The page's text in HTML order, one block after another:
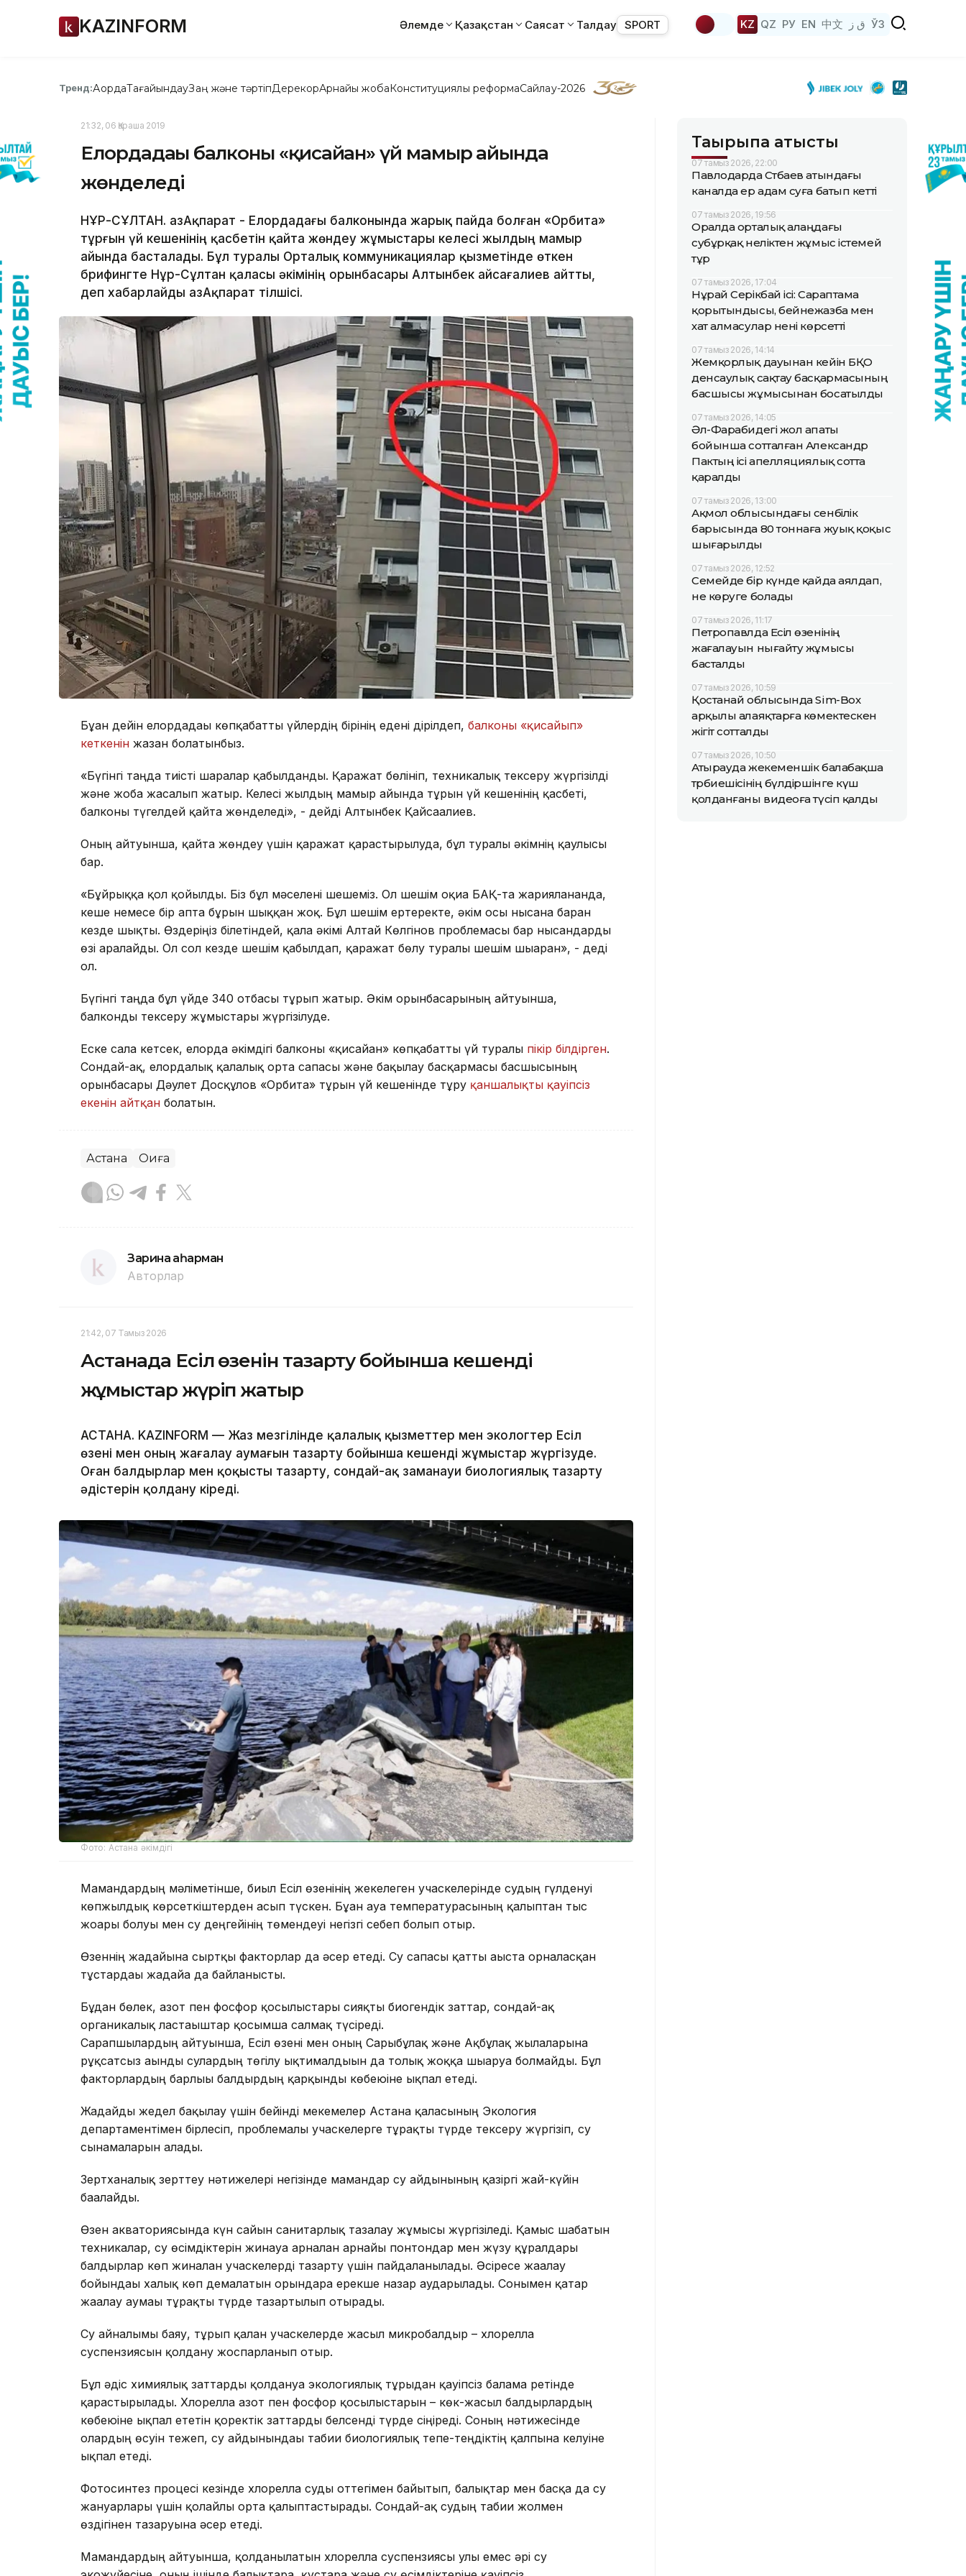
KAZINFORM Әлемде Қазақстан Саясат Талдау SPORT KZ QZ РУ EN 中文 ق ز ЎЗ
Тренд:АқордаТағайындауЗаң және тәртіпДерекқорАрнайы жобаКонституциялық реформаСайлау-2026
21:32, 06 Қараша 2019
Елордадағы балконы «қисайған» үй мамыр айында
жөнделеді
НҰР-СҰЛТАН. ҚазАқпарат - Елордадағы балконында жарық пайда болған «Орбита»
тұрғын үй кешенінің қасбетін қайта жөндеу жұмыстары келесі жылдың мамыр
айында басталады. Бұл туралы Орталық коммуникациялар қызметінде өткен
брифингте Нұр-Сұлтан қаласы әкімінің орынбасары Алтынбек Қайсағалиев айтты,
деп хабарлайды ҚазАқпарат тілшісі.
Бұған дейін елордадағы көпқабатты үйлердің бірінің едені дірілдеп, балконы «қисайып»
кеткенін жазған болатынбыз.
«Бүгінгі таңда тиісті шаралар қабылданды. Қаражат бөлініп, техникалық тексеру жүргізілді
және жоба жасалып жатыр. Келесі жылдың мамыр айында тұрғын үй кешенінің қасбеті,
балконы түгелдей қайта жөнделеді», - дейді Алтынбек Қайсағалиев.
Оның айтуынша, қайта жөндеу үшін қаражат қарастырылуда, бұл туралы әкімнің қаулысы
бар.
«Бұйрыққа қол қойылды. Біз бұл мәселені шешеміз. Ол шешім оқиға БАҚ-та жарияланғанда,
кеше немесе бір апта бұрын шыққан жоқ. Бұл шешім ертеректе, әкім осы нысанға барған
кезде шықты. Өздеріңіз білетіндей, қала әкімі Алтай Көлгінов проблемасы бар нысандарды
өзі аралайды. Ол сол кезде шешім қабылдап, қаражат бөлу туралы шешім шығарған», - деді
ол.
Бүгінгі таңда бұл үйде 340 отбасы тұрып жатыр. Әкім орынбасарының айтуынша,
балконды тексеру жұмыстары жүргізілуде.
Еске сала кетсек, елорда әкімдігі балконы «қисайған» көпқабатты үй туралы пікір білдірген.
Сондай-ақ, елордалық қалалық орта сапасы және бақылау басқармасы басшысының
орынбасары Дәулет Досқұлов «Орбита» тұрғын үй кешенінде тұру қаншалықты қауіпсіз
екенін айтқан болатын.
Астана Оқиға
Зарина Қаһарман
Авторлар
21:42, 07 Тамыз 2026
Астанада Есіл өзенін тазарту бойынша кешенді
жұмыстар жүріп жатыр
АСТАНА. KAZINFORM — Жаз мезгілінде қалалық қызметтер мен экологтер Есіл
өзені мен оның жағалау аумағын тазарту бойынша кешенді жұмыстар жүргізуде.
Оған балдырлар мен қоқысты тазарту, сондай-ақ заманауи биологиялық тазарту
әдістерін қолдану кіреді.
Фото: Астана әкімдігі
Мамандардың мәліметінше, биыл Есіл өзенінің жекелеген учаскелерінде судың гүлденуі
көпжылдық көрсеткіштерден асып түскен. Бұған ауа температурасының қалыптан тыс
жоғары болуы мен су деңгейінің төмендеуі негізгі себеп болып отыр.
Өзеннің жағдайына сыртқы факторлар да әсер етеді. Су сапасы қатты ағыста орналасқан
тұстардағы жағдайға да байланысты.
Бұдан бөлек, азот пен фосфор қосылыстары сияқты биогендік заттар, сондай-ақ
органикалық ластағыштар қосымша салмақ түсіреді.
Сарапшылардың айтуынша, Есіл өзені мен оның Сарыбұлақ және Ақбұлақ жылғаларына
рұқсатсыз ағынды сулардың төгілу ықтималдығын да толық жоққа шығаруға болмайды. Бұл
факторлардың барлығы балдырдың қарқынды көбеюіне ықпал етеді.
Жағдайды жедел бақылау үшін бейінді мекемелер Астана қаласының Экология
департаментімен бірлесіп, проблемалы учаскелерге тұрақты түрде тексеру жүргізіп, су
сынамаларын алады.
Зертханалық зерттеу нәтижелері негізінде мамандар су айдынының қазіргі жай-күйін
бағалайды.
Өзен акваториясында күн сайын санитарлық тазалау жұмысы жүргізіледі. Қамыс шабатын
техникалар, су өсімдіктерін жинауға арналған арнайы понтондар мен жүзу құралдары
балдырлар көп жиналған учаскелерді тазарту үшін пайдаланылады. Әсіресе жағалау
бойындағы халық көп демалатын орындарға ерекше назар аударылады. Сонымен қатар
жағалау аумағы тұрақты түрде тазартылып отырады.
Су айналымы баяу, тұрып қалған учаскелерде жасыл микробалдыр – хлорелла
суспензиясын қолдану жоспарланып отыр.
Бұл әдіс химиялық заттарды қолдануға экологиялық тұрғыдан қауіпсіз балама ретінде
қарастырылады. Хлорелла азот пен фосфор қосылыстарын – көк-жасыл балдырлардың
көбеюіне ықпал ететін қоректік заттарды белсенді түрде сіңіреді. Соның нәтижесінде
олардың өсуін тежеп, су айдынындағы табиғи биологиялық тепе-теңдіктің қалпына келуіне
ықпал етеді.
Фотосинтез процесі кезінде хлорелла суды оттегімен байытып, балықтар мен басқа да су
жануарлары үшін қолайлы орта қалыптастырады. Сондай-ақ судың табиғи жолмен
өздігінен тазаруына әсер етеді.
Мамандардың айтуынша, қолданылатын хлорелла суспензиясы улы емес әрі су
Тақырыпқа қатысты
07 тамыз 2026, 22:00
Павлодарда Сәтбаев атындағы
каналда ер адам суға батып кетті
07 тамыз 2026, 19:56
Оралда орталық алаңдағы
субұрқақ неліктен жұмыс істемей
тұр
07 тамыз 2026, 17:04
Нұрай Серікбай ісі: Сараптама
қорытындысы, бейнежазба мен
хат алмасулар нені көрсетті
07 тамыз 2026, 14:14
Жемқорлық дауынан кейін БҚО
денсаулық сақтау басқармасының
басшысы жұмысынан босатылды
07 тамыз 2026, 14:05
Әл-Фарабидегі жол апаты
бойынша сотталған Александр
Пактың ісі апелляциялық сотта
қаралды
07 тамыз 2026, 13:00
Ақмол облысындағы сенбілік
барысында 80 тоннаға жуық қоқыс
шығарылды
07 тамыз 2026, 12:52
Семейде бір күнде қайда аялдап,
не көруге болады
07 тамыз 2026, 11:17
Петропавлда Есіл өзенінің
жағалауын нығайту жұмысы
басталды
07 тамыз 2026, 10:59
Қостанай облысында Sim-Box
арқылы алаяқтарға көмектескен
жігіт сотталды
07 тамыз 2026, 10:50
Атырауда жекеменшік балабақша
тәрбиешісінің бүлдіршінге күш
қолданғаны видеоға түсіп қалды